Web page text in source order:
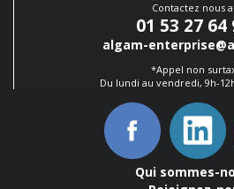
Contactez nous
01 53 27 64
algam-
*Appel non
Du lundi au vendredi, 9h-
Qui sommes-